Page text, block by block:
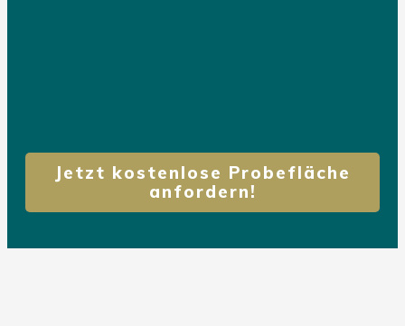
Jetzt kostenlose Probefläche
anfordern!